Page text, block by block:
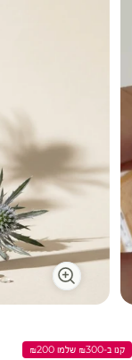
קנו ב-₪300 שלמו ₪200